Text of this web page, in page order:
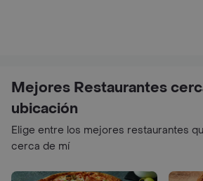
Mejores Restaurantes
ubicación
Elige entre los mejores restaurantes
cerca de mí